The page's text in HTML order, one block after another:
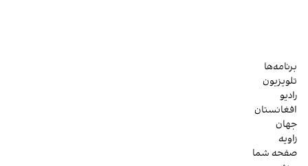
برنامه‌ها
تلویزیون
رادیو
افغانستان
جهان
زاویه
صفحه شما